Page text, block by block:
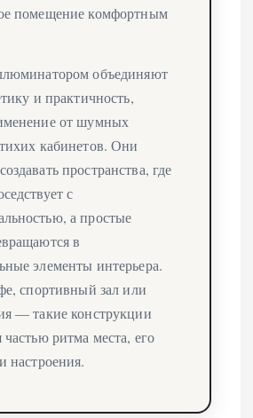
помещение комфортным
объединяют
и практичность,
от шумных
кабинетов. Они
пространства, где
с
а простые
в
элементы интерьера.
спортивный зал или
— такие конструкции
частью ритма места, его
настроения.